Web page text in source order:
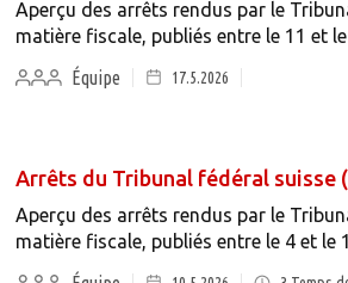
Aperçu des arrêts rendus par le
matière fiscale, publiés entre le 11 et
Équipe
17.5.2026
Arrêts du Tribunal fédéral suisse
Aperçu des arrêts rendus par le
matière fiscale, publiés entre le 4 et le